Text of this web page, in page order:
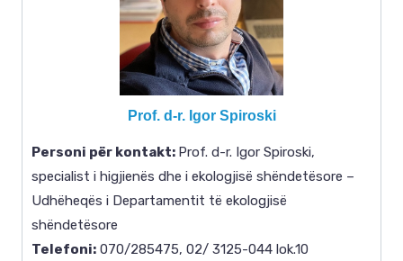
Prof. d-r. Igor Spiroski
Personi për kontakt: Prof. d-r. Igor Spiroski,
specialist i higjienës dhe i ekologjisë shëndetësore –
Udhëheqës i Departamentit të ekologjisë
shëndetësore
Telefoni: 070/285475, 02/ 3125-044 lok.10